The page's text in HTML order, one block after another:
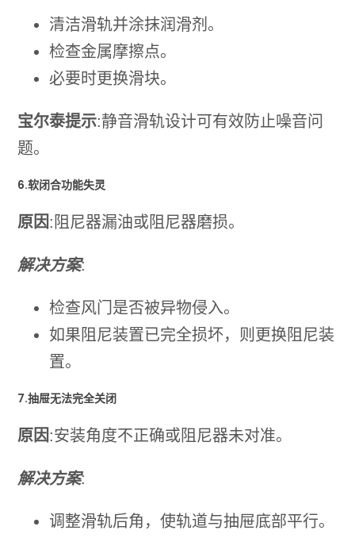
清洁滑轨并涂抹润滑剂。
检查金属摩擦点。
必要时更换滑块。
宝尔泰提示:静音滑轨设计可有效防止噪音问
题。
6.软闭合功能失灵
原因:阻尼器漏油或阻尼器磨损。
解决方案:
检查风门是否被异物侵入。
如果阻尼装置已完全损坏，则更换阻尼装
置。
7.抽屉无法完全关闭
原因:安装角度不正确或阻尼器未对准。
解决方案:
调整滑轨后角，使轨道与抽屉底部平行。